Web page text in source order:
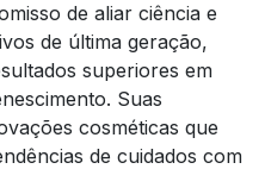
de aliar ciência e
de última geração,
superiores em
Suas
cosméticas que
de cuidados com